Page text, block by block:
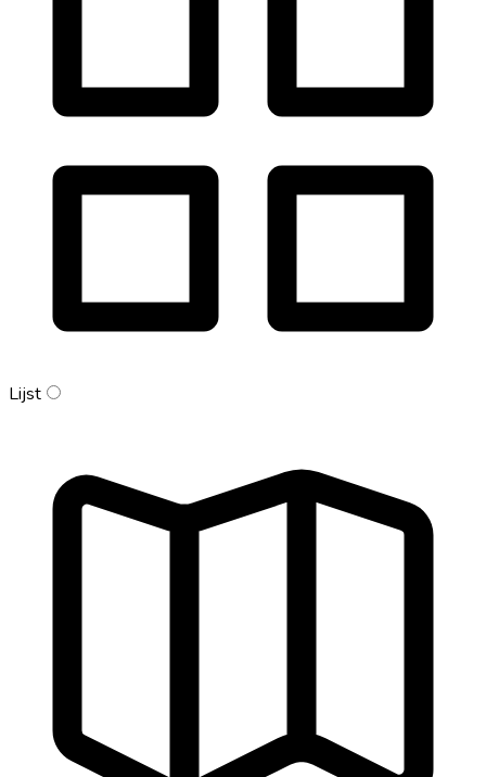
Lijst